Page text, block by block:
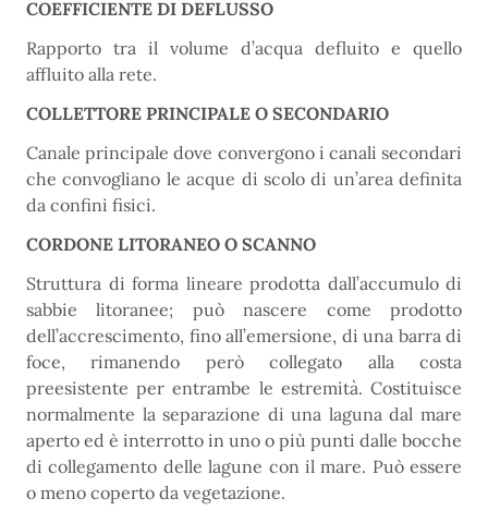
COEFFICIENTE DI DEFLUSSO
Rapporto tra il volume d’acqua defluito e quello
affluito alla rete.
COLLETTORE PRINCIPALE O SECONDARIO
Canale principale dove convergono i canali secondari
che convogliano le acque di scolo di un’area definita
da confini fisici.
CORDONE LITORANEO O SCANNO
Struttura di forma lineare prodotta dall’accumulo di
sabbie litoranee; può nascere come prodotto
dell’accrescimento, fino all’emersione, di una barra di
foce, rimanendo però collegato alla costa
preesistente per entrambe le estremità. Costituisce
normalmente la separazione di una laguna dal mare
aperto ed è interrotto in uno o più punti dalle bocche
di collegamento delle lagune con il mare. Può essere
o meno coperto da vegetazione.